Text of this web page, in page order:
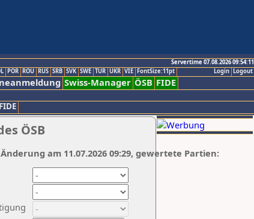
Servertime 07.08.2026 09:54:11
Logout
Login
POR ROU RUS SRB SVK SWE TUR UKR VIE FontSize:11pt
Swiss-Manager ÖSB FIDE
ÖSB
am 11.07.2026 09:29, gewertete Partien: